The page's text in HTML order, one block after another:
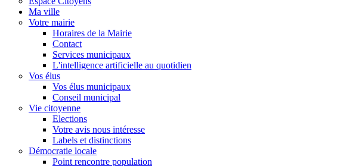
Ma ville
Votre mairie
Horaires de la Mairie
Contact
Services municipaux
L'intelligence artificielle au quotidien
Vos élus
Vos élus municipaux
Conseil municipal
Vie citoyenne
Elections
Votre avis nous intéresse
Labels et distinctions
Démocratie locale
Point rencontre population